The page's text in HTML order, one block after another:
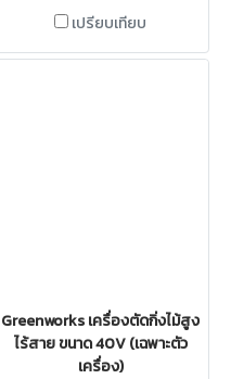
เปรียบเทียบ
Greenworks เครื่องตัดกิ่งไม้สูง
ไร้สาย ขนาด 40V (เฉพาะตัว
เครื่อง)